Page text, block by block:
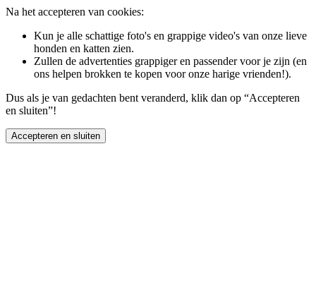
Na het accepteren van cookies:
Kun je alle schattige foto's en grappige video's van onze lieve
honden en katten zien.
Zullen de advertenties grappiger en passender voor je zijn (en
ons helpen brokken te kopen voor onze harige vrienden!).
Dus als je van gedachten bent veranderd, klik dan op “Accepteren
en sluiten”!
Accepteren en sluiten